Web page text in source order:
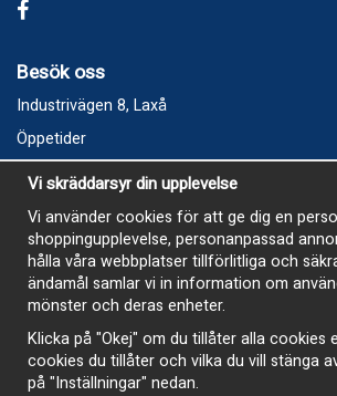
Besök oss
Industrivägen 8, Laxå
Öppetider
Vecka 32
Måndag kl 9-12, kl 13 - 15
Onsdag kl 9-12, kl 13 - 15
Tisdag, Tordag och Fredag stängt
E-Handelsbutiken är öppen och paket
sommaren
Vi skräddarsyr din upplevelse
Vi använder cookies för att ge dig en
shoppingupplevelse, personanpassad
hålla våra webbplatser tillförlitliga och
ändamål samlar vi in information om
mönster och deras enheter.
Klicka på "Okej" om du tillåter alla cookies
cookies du tillåter och vilka du vill stänga
på "Inställningar" nedan.